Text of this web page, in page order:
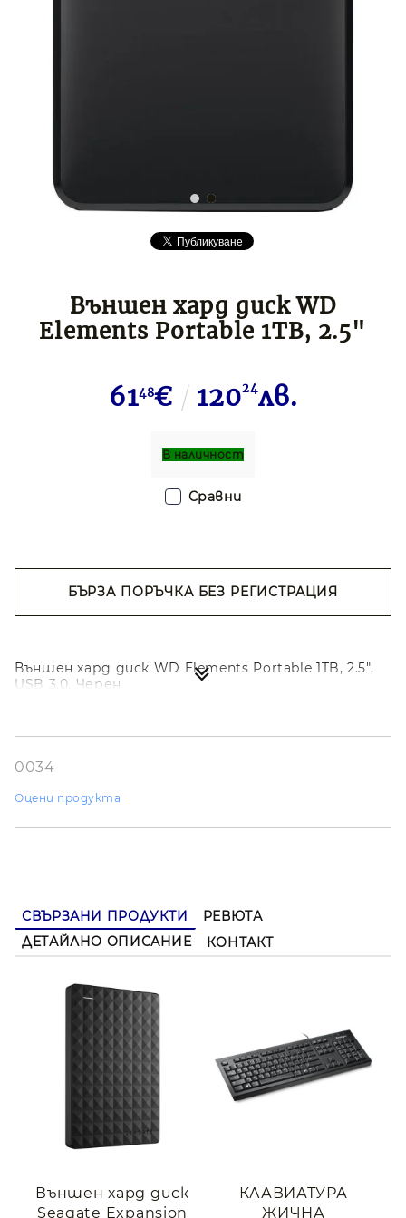
Външен хард диск WD
Elements Portable 1TB, 2.5"
6148€ 12024лв.
В наличност
Външен хард диск WD Elements Portable 1TB, 2.5",
USB 3.0, Черен
БЪРЗА ПОРЪЧКА БЕЗ РЕГИСТРАЦИЯ
Съгласен съм сПолитиката за лични
0034
Оцени продукта
Сравни
СВЪРЗАНИ ПРОДУКТИ
РЕВЮТА
ДЕТАЙЛНО ОПИСАНИЕ
КОНТАКТ
Външен хард диск
Seagate Expansion
КЛАВИАТУРА
ЖИЧНА